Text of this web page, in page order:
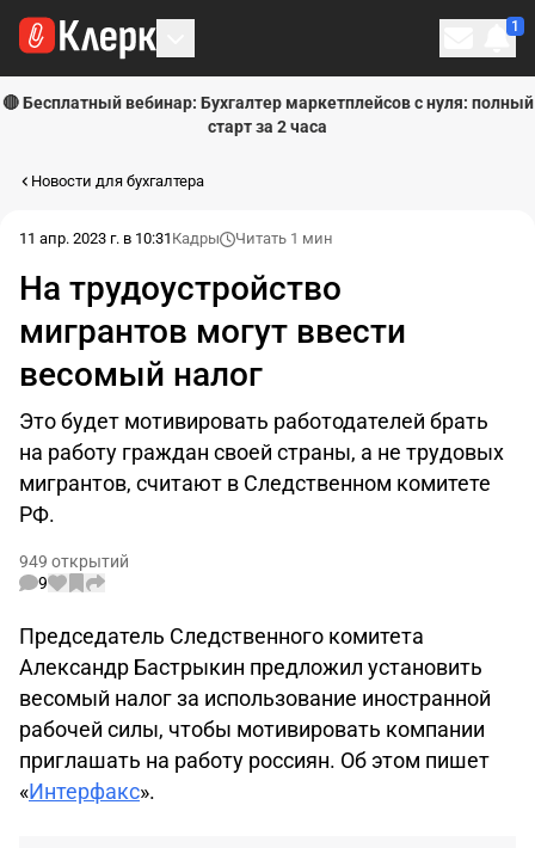
1
🔴 Бесплатный вебинар: Бухгалтер маркетплейсов с нуля: полный
старт за 2 часа
Новости для бухгалтера
11 апр. 2023 г. в 10:31 Кадры Читать 1 мин
На трудоустройство
мигрантов могут ввести
весомый налог
Это будет мотивировать работодателей брать
на работу граждан своей страны, а не трудовых
мигрантов, считают в Следственном комитете
РФ.
949 открытий
9
Председатель Следственного комитета
Александр Бастрыкин предложил установить
весомый налог за использование иностранной
рабочей силы, чтобы мотивировать компании
приглашать на работу россиян. Об этом пишет
«Интерфакс».